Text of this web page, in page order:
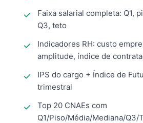
Faixa salarial completa: Q1,
Q3, teto
Indicadores RH: custo
amplitude, índice de
IPS do cargo + Índice de
trimestral
Top 20 CNAEs com
Q1/Piso/Média/Mediana/Q3/